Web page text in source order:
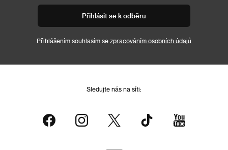
Přihlásit se k odběru
Přihlášením souhlasím se zpracováním osobních údajů
Sledujte nás na síti: